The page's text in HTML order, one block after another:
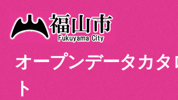
オープンデータカタ
ト